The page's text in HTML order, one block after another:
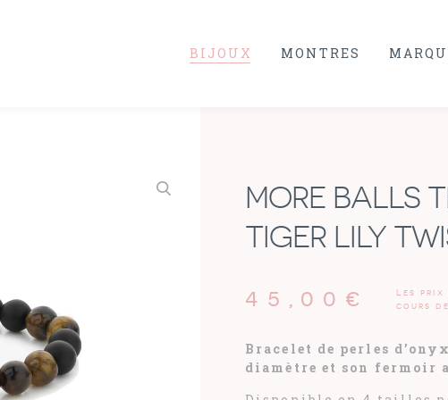
BIJOUX MONTRES
MORE BALLS
TIGER LILY
45,00 €
Les
cours
Bracelet de perles
diamètre et son fermoir